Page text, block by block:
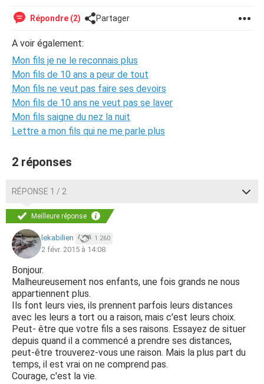
Répondre (2) Partager
A voir également:
Mon fils je ne le reconnais plus
Mon fils de 10 ans a peur de tout
Mon fils ne veut pas faire ses devoirs
Mon fils de 10 ans ne veut pas se laver
Mon fils saigne du nez la nuit
Lettre a mon fils qui ne me parle plus
2 réponses
RÉPONSE 1 / 2
Meilleure réponse
lekabilien 1 260
2 févr. 2015 à 14:08
Bonjour.
Malheureusement nos enfants, une fois grands ne nous
appartiennent plus.
Ils font leurs vies, ils prennent parfois leurs distances
avec les leurs a tort ou a raison, mais c'est leurs choix.
Peut- être que votre fils a ses raisons. Essayez de situer
depuis quand il a commencé a prendre ses distances,
peut-être trouverez-vous une raison. Mais la plus part du
temps, il est vrai on ne comprend pas.
Courage, c'est la vie.